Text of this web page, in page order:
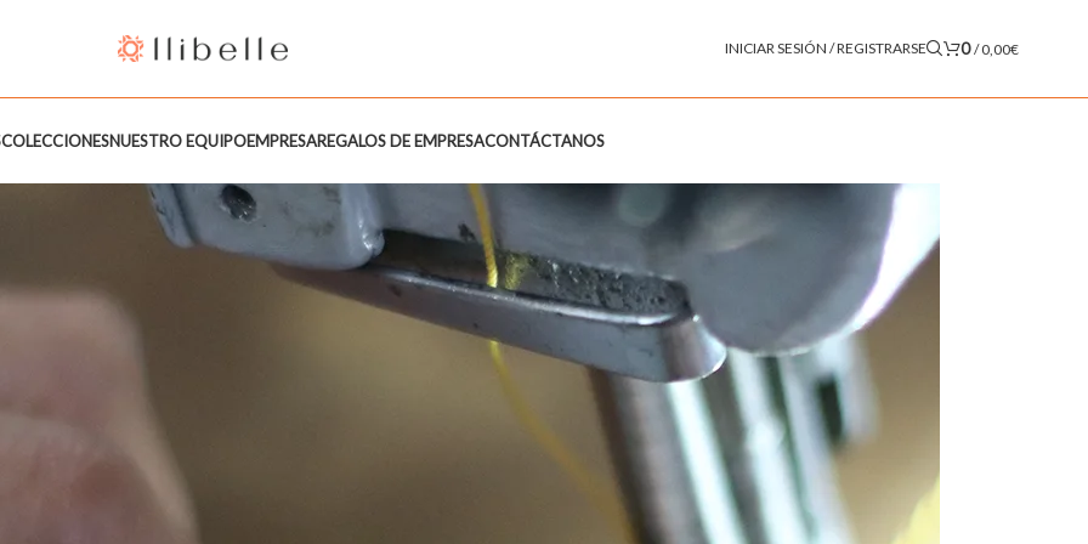
INICIAR SESIÓN / REGISTRARSE 0/ 0,00€
COLECCIONESNUESTRO EQUIPOEMPRESAREGALOS DE EMPRESACONTÁCTANOS